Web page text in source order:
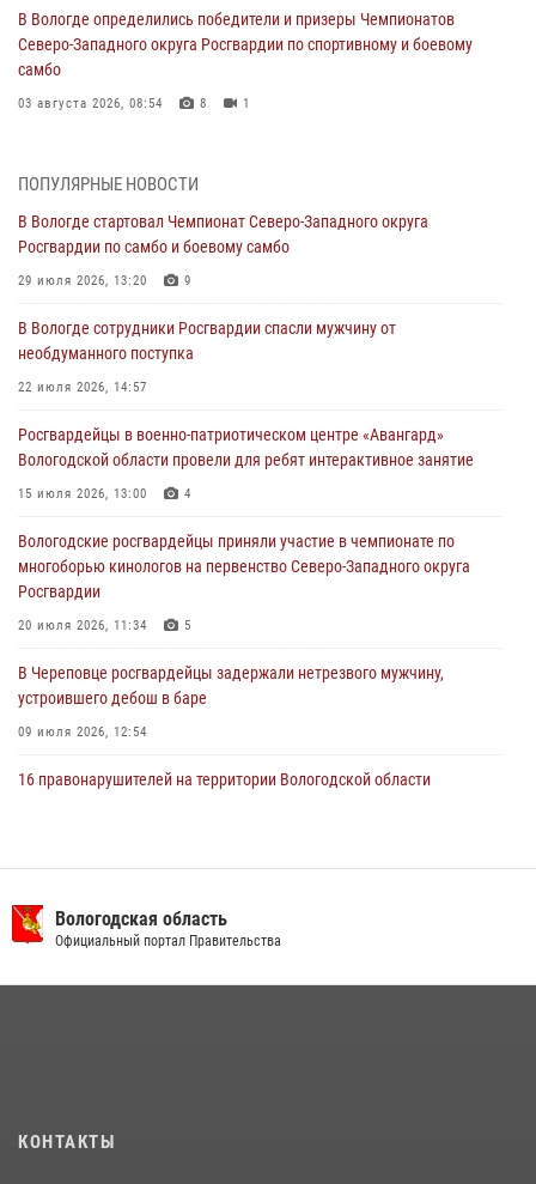
В Вологде определились победители и призеры Чемпионатов
Северо-Западного округа Росгвардии по спортивному и боевому
самбо
03 августа 2026, 08:54 8 1
ОХРАНЫ РОСГВАРДИИ В ВОЛОГОДСКОЙ ОБЛАСТИ ЗАДЕРЖАНО 23
02 августа 2026, 10:37
Росгвардейцы в г. Соколе задержали несовершеннолетнего
31 июля 2026, 06:43
В Вологде стартовал Чемпионат Северо-Западного округа
29 июля 2026, 13:20
В Вологде росгвардейцы задержали мужчину, подозреваемого в
29 июля 2026, 09:08
ПОПУЛЯРНЫЕ НОВОСТИ
В Вологде стартовал Чемпионат Северо-Западного округа
Росгвардии по самбо и боевому самбо
29 июля 2026, 13:20 9
В Вологде сотрудники Росгвардии спасли мужчину от
необдуманного поступка
22 июля 2026, 14:57
Росгвардейцы в военно-патриотическом центре «Авангард»
Вологодской области провели для ребят интерактивное занятие
15 июля 2026, 13:00 4
Вологодские росгвардейцы приняли участие в чемпионате по
многоборью кинологов на первенство Северо-Западного округа
Росгвардии
20 июля 2026, 11:34 5
В Череповце росгвардейцы задержали нетрезвого мужчину,
устроившего дебош в баре
09 июля 2026, 12:54
16 правонарушителей на территории Вологодской области
В Великом Устюге росгвардейцы задержали мужчин, устроивших
стрельбу
Росгвардии в Вологодской области
Вологодская область
Официальный портал Правительства
КОНТАКТЫ